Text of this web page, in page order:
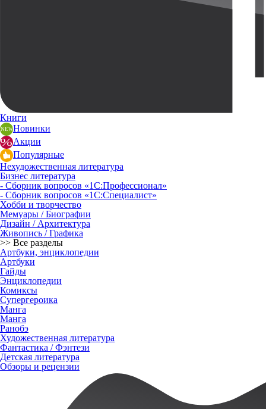
Книги
Новинки
Акции
Популярные
Нехудожественная литература
Бизнес литература
- Сборник вопросов «1С:Профессионал»
- Сборник вопросов «1С:Специалист»
Хобби и творчество
Мемуары / Биографии
Дизайн / Архитектура
Живопись / Графика
>> Все разделы
Артбуки, энциклопедии
Артбуки
Гайды
Энциклопедии
Комиксы
Супергероика
Манга
Манга
Ранобэ
Художественная литература
Фантастика / Фэнтези
Детская литература
Обзоры и рецензии